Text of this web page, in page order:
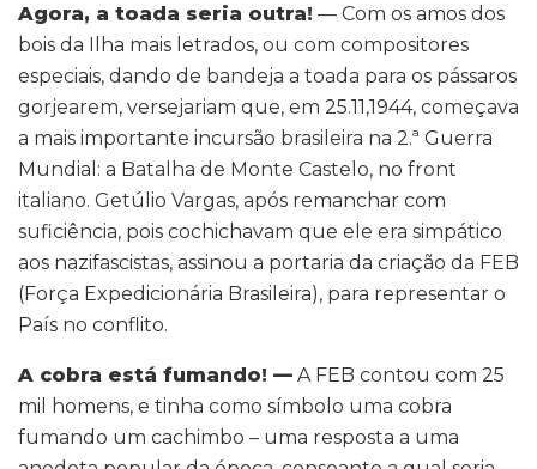
Agora, a toada seria outra! — Com os amos dos
bois da Ilha mais letrados, ou com compositores
especiais, dando de bandeja a toada para os pássaros
gorjearem, versejariam que, em 25.11,1944, começava
a mais importante incursão brasileira na 2.ª Guerra
Mundial: a Batalha de Monte Castelo, no front
italiano. Getúlio Vargas, após remanchar com
suficiência, pois cochichavam que ele era simpático
aos nazifascistas, assinou a portaria da criação da FEB
(Força Expedicionária Brasileira), para representar o
País no conflito.
A cobra está fumando! — A FEB contou com 25
mil homens, e tinha como símbolo uma cobra
fumando um cachimbo – uma resposta a uma